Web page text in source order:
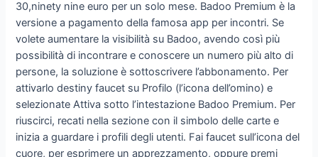
30,ninety nine euro per un solo mese. Badoo Premium è la
versione a pagamento della famosa app per incontri. Se
volete aumentare la visibilità su Badoo, avendo così più
possibilità di incontrare e conoscere un numero più alto di
persone, la soluzione è sottoscrivere l’abbonamento. Per
attivarlo destiny faucet su Profilo (l’icona dell’omino) e
selezionate Attiva sotto l’intestazione Badoo Premium. Per
riuscirci, recati nella sezione con il simbolo delle carte e
inizia a guardare i profili degli utenti. Fai faucet sull’icona del
cuore, per esprimere un apprezzamento, oppure premi